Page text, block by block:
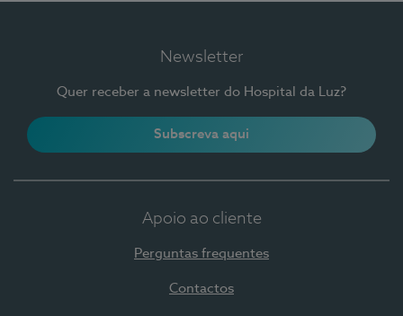
Newsletter
Quer receber a newsletter do Hospital da Luz?
Subscreva aqui
Apoio ao cliente
Perguntas frequentes
Contactos